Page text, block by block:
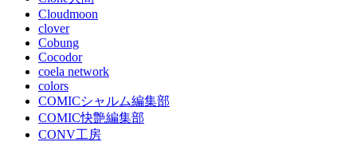
Cloudmoon
clover
Cobung
Cocodor
coela network
colors
COMICシャルム編集部
COMIC快艶編集部
CONV工房